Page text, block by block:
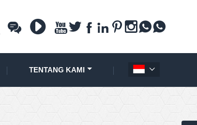
       
TENTANG KAMI 